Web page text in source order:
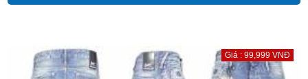
Giá : 99,999 VNĐ